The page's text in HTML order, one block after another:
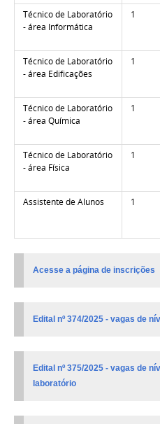
Técnico de Laboratório
- área Informática
1
Técnico de Laboratório
- área Edificações
1
Técnico de Laboratório
- área Química
1
Técnico de Laboratório
- área Física
1
Assistente de Alunos
1
Acesse a página de inscrições
Edital nº 374/2025 - vagas de
Edital nº 375/2025 - vagas de
laboratório